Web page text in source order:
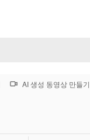
AI 생성 동영상 만들기